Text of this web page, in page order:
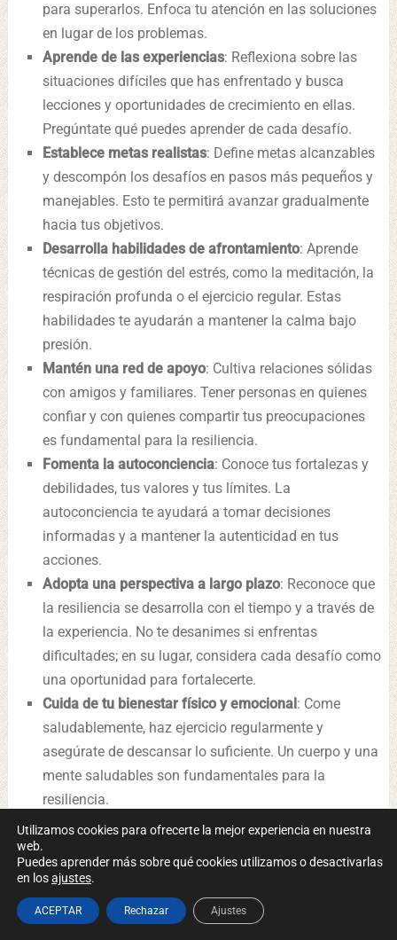
para superarlos. Enfoca tu atención en las soluciones
en lugar de los problemas.
Aprende de las experiencias: Reflexiona sobre las
situaciones difíciles que has enfrentado y busca
lecciones y oportunidades de crecimiento en ellas.
Pregúntate qué puedes aprender de cada desafío.
Establece metas realistas: Define metas alcanzables
y descompón los desafíos en pasos más pequeños y
manejables. Esto te permitirá avanzar gradualmente
hacia tus objetivos.
Desarrolla habilidades de afrontamiento: Aprende
técnicas de gestión del estrés, como la meditación, la
respiración profunda o el ejercicio regular. Estas
habilidades te ayudarán a mantener la calma bajo
presión.
Mantén una red de apoyo: Cultiva relaciones sólidas
con amigos y familiares. Tener personas en quienes
confiar y con quienes compartir tus preocupaciones
es fundamental para la resiliencia.
Fomenta la autoconciencia: Conoce tus fortalezas y
debilidades, tus valores y tus límites. La
autoconciencia te ayudará a tomar decisiones
informadas y a mantener la autenticidad en tus
acciones.
Adopta una perspectiva a largo plazo: Reconoce que
la resiliencia se desarrolla con el tiempo y a través de
la experiencia. No te desanimes si enfrentas
dificultades; en su lugar, considera cada desafío como
una oportunidad para fortalecerte.
Cuida de tu bienestar físico y emocional : Come
saludablemente, haz ejercicio regularmente y
asegúrate de descansar lo suficiente. Un cuerpo y una
mente saludables son fundamentales para la
resiliencia.
Cultiva la gratitud:Practica el hábito de la gratitud
diariamente. Reconoce y agradece las cosas positivas
en tu vida, lo cual puede ayudar a mantener una
perspectiva positiva incluso en momentos difíciles.
Mantén una rutina equilibrada: Tener una rutina
Utilizamos cookies para ofrecerte la mejor experiencia en nuestra
web.
Puedes aprender más sobre qué cookies utilizamos o desactivarlas
en losajustes.
ACEPTAR Rechazar Ajustes